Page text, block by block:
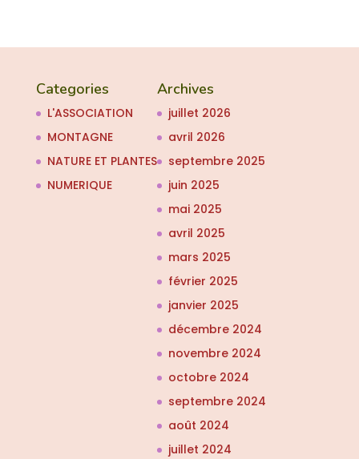
Categories
L'ASSOCIATION
MONTAGNE
NATURE ET PLANTES
NUMERIQUE
Archives
juillet 2026
avril 2026
septembre 2025
juin 2025
mai 2025
avril 2025
mars 2025
février 2025
janvier 2025
décembre 2024
novembre 2024
octobre 2024
septembre 2024
août 2024
juillet 2024